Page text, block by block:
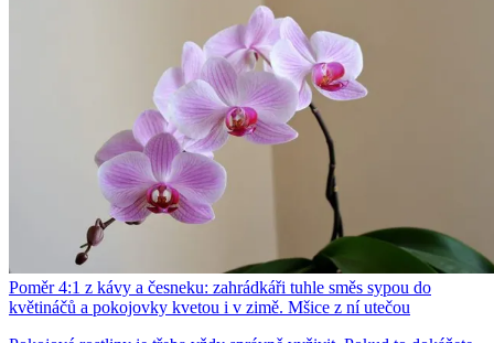
Poměr 4:1 z kávy a česneku: zahrádkáři tuhle směs sypou do
květináčů a pokojovky kvetou i v zimě. Mšice z ní utečou